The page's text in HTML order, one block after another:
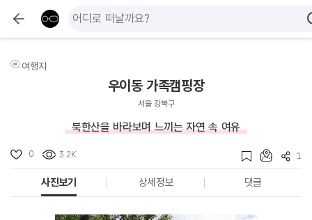
여행지
우이동 가족캠핑장
서울 강북구
북한산을 바라보며 느끼는 자연 속 여유
0 3.2K 1
사진보기 상세정보 댓글